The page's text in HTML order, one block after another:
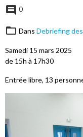
0
Dans Debriefing
Samedi 15 mars 2025
de 15h à 17h30
Entrée libre, 13